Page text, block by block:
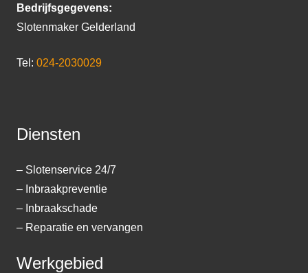
Bedrijfsgegevens:
Slotenmaker Gelderland
Tel: 024-2030029
Diensten
– Slotenservice 24/7
– Inbraakpreventie
– Inbraakschade
– Reparatie en vervangen
Werkgebied